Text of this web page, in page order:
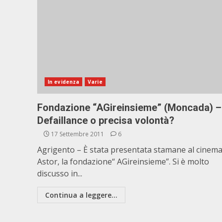
In evidenza Varie
Fondazione “AGireinsieme” (Moncada) –
Defaillance o precisa volontà?
17 Settembre 2011 6
Agrigento – È stata presentata stamane al cinema
Astor, la fondazione“ AGireinsieme”. Si è molto
discusso in...
Continua a leggere...